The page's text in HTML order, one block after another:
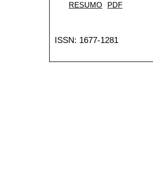
RESUMO PDF
ISSN: 1677-1281